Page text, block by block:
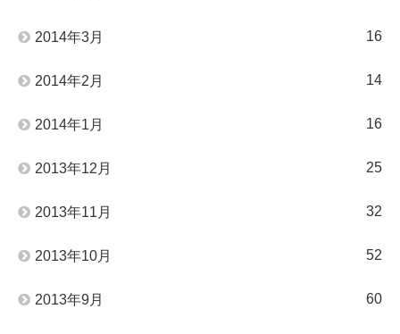
2014年3月 16
2014年2月 14
2014年1月 16
2013年12月 25
2013年11月 32
2013年10月 52
2013年9月 60